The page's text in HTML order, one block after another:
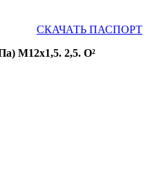
СКАЧАТЬ ПАСПОРТ
М12х1,5. 2,5. О²